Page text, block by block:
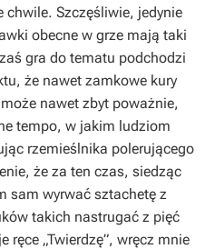
chwile. Szczęśliwie, jedynie
obecne w grze mają taki
gra do tematu podchodzi
że nawet zamkowe kury
nawet zbyt poważnie,
tempo, w jakim ludziom
rzemieślnika polerującego
że za ten czas, siedząc
sam wyrwać sztachetę z
takich nastrugać z pięć
„Twierdzę”, wręcz mnie